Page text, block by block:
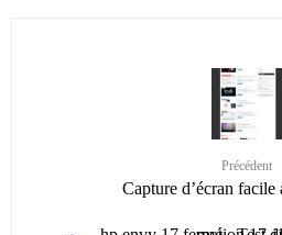
Précédent
Capture d’écran facile